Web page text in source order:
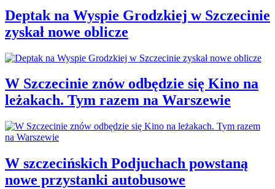
Deptak na Wyspie Grodzkiej w Szczecinie
zyskał nowe oblicze
W Szczecinie znów odbędzie się Kino na
leżakach. Tym razem na Warszewie
W szczecińskich Podjuchach powstaną
nowe przystanki autobusowe